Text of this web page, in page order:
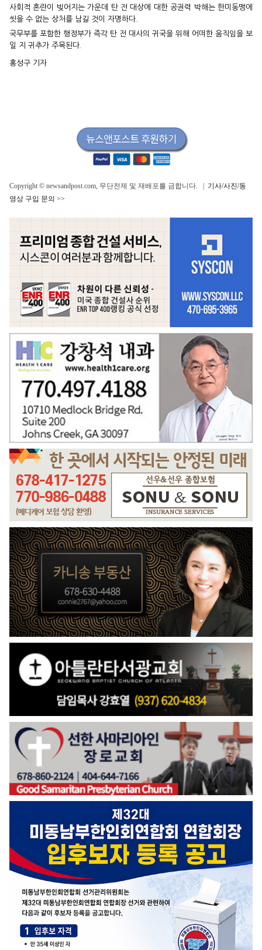
사회적 혼란이 빚어지는 가운데 탄 전 대상에 대한 공권력 박해는 한미동맹에
씻을 수 없는 상처를 남길 것이 자명하다.
국무부를 포함한 행정부가 즉각 탄 전 대사의 귀국을 위해 어떠한 움직임을 보
일 지 귀추가 주목된다.
홍성구 기자
Copyright © newsandpost.com, 무단전제 및 재배포를 금합니다. | 기사/사진/동
영상 구입 문의 >>